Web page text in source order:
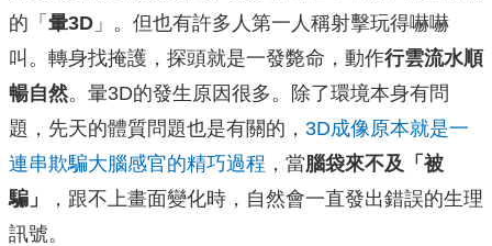
的「 暈3D 」。但也有許多人第一人稱射擊玩得嚇嚇
叫。轉身找掩護，探頭就是一發斃命，動作行雲流水順
暢自然。暈3D的發生原因很多。除了環境本身有問
題，先天的體質問題也是有關的， 3D成像原本就是一
連串欺騙大腦感官的精巧過程 ，當腦袋來不及「被
騙」
，跟不上畫面變化時，自然會一直發出錯誤的生理
訊號。